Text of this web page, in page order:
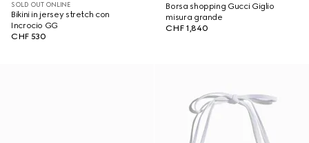
SOLD OUT ONLINE
Bikini in jersey stretch con
Incrocio GG
CHF 530
Borsa shopping Gucci Giglio
misura grande
CHF 1,840